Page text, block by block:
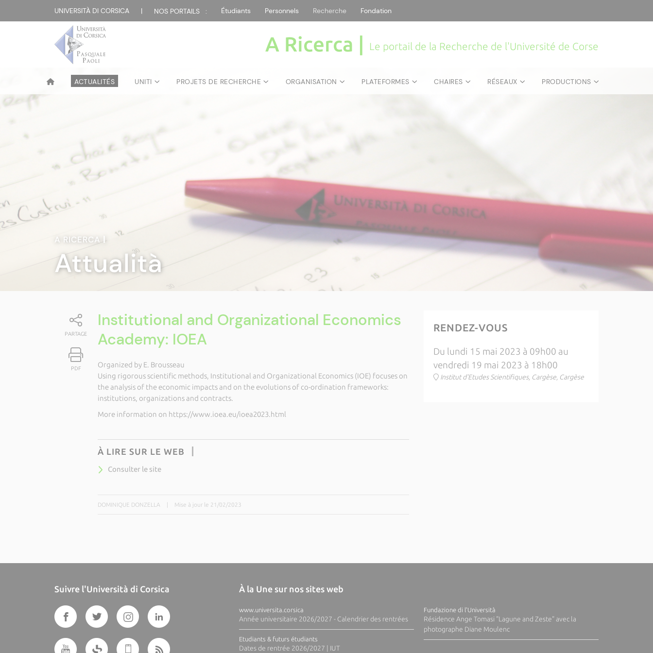
UNIVERSITÀ DI CORSICA | NOS PORTAILS : Étudiants Personnels Recherche Fondation
A Ricerca | Le portail de la Recherche de l'Université de Corse
ACTUALITÉS UNITI PROJETS DE RECHERCHE ORGANISATION PLATEFORMES CHAIRES RÉSEAUX PRODUCTIONS
A RICERCA|
Attualità
PARTAGE
PDF
Institutional and Organizational Economics
Academy: IOEA
Organized by E. Brousseau
Using rigorous scientific methods, Institutional and Organizational Economics (IOE) focuses on
the analysis of the economic impacts and on the evolutions of co-ordination frameworks:
institutions, organizations and contracts.
More information on https://www.ioea.eu/ioea2023.html
À LIRE SUR LE WEB
Consulter le site
DOMINIQUE DONZELLA Mise à jour le 21/02/2023
RENDEZ-VOUS
Du lundi 15 mai 2023 à 09h00 au
vendredi 19 mai 2023 à 18h00
Institut d'Etudes Scientifiques, Cargèse, Cargèse
Suivre l'Università di Corsica À la Une sur nos sites web
www.universita.corsica
Année universitaire 2026/2027 - Calendrier des rentrées
Etudiants & futurs étudiants
Dates de rentrée 2026/2027 | IUT
Fundazione di l'Università
Résidence Ange Tomasi "Lagune and Zeste" avec la
photographe Diane Moulenc